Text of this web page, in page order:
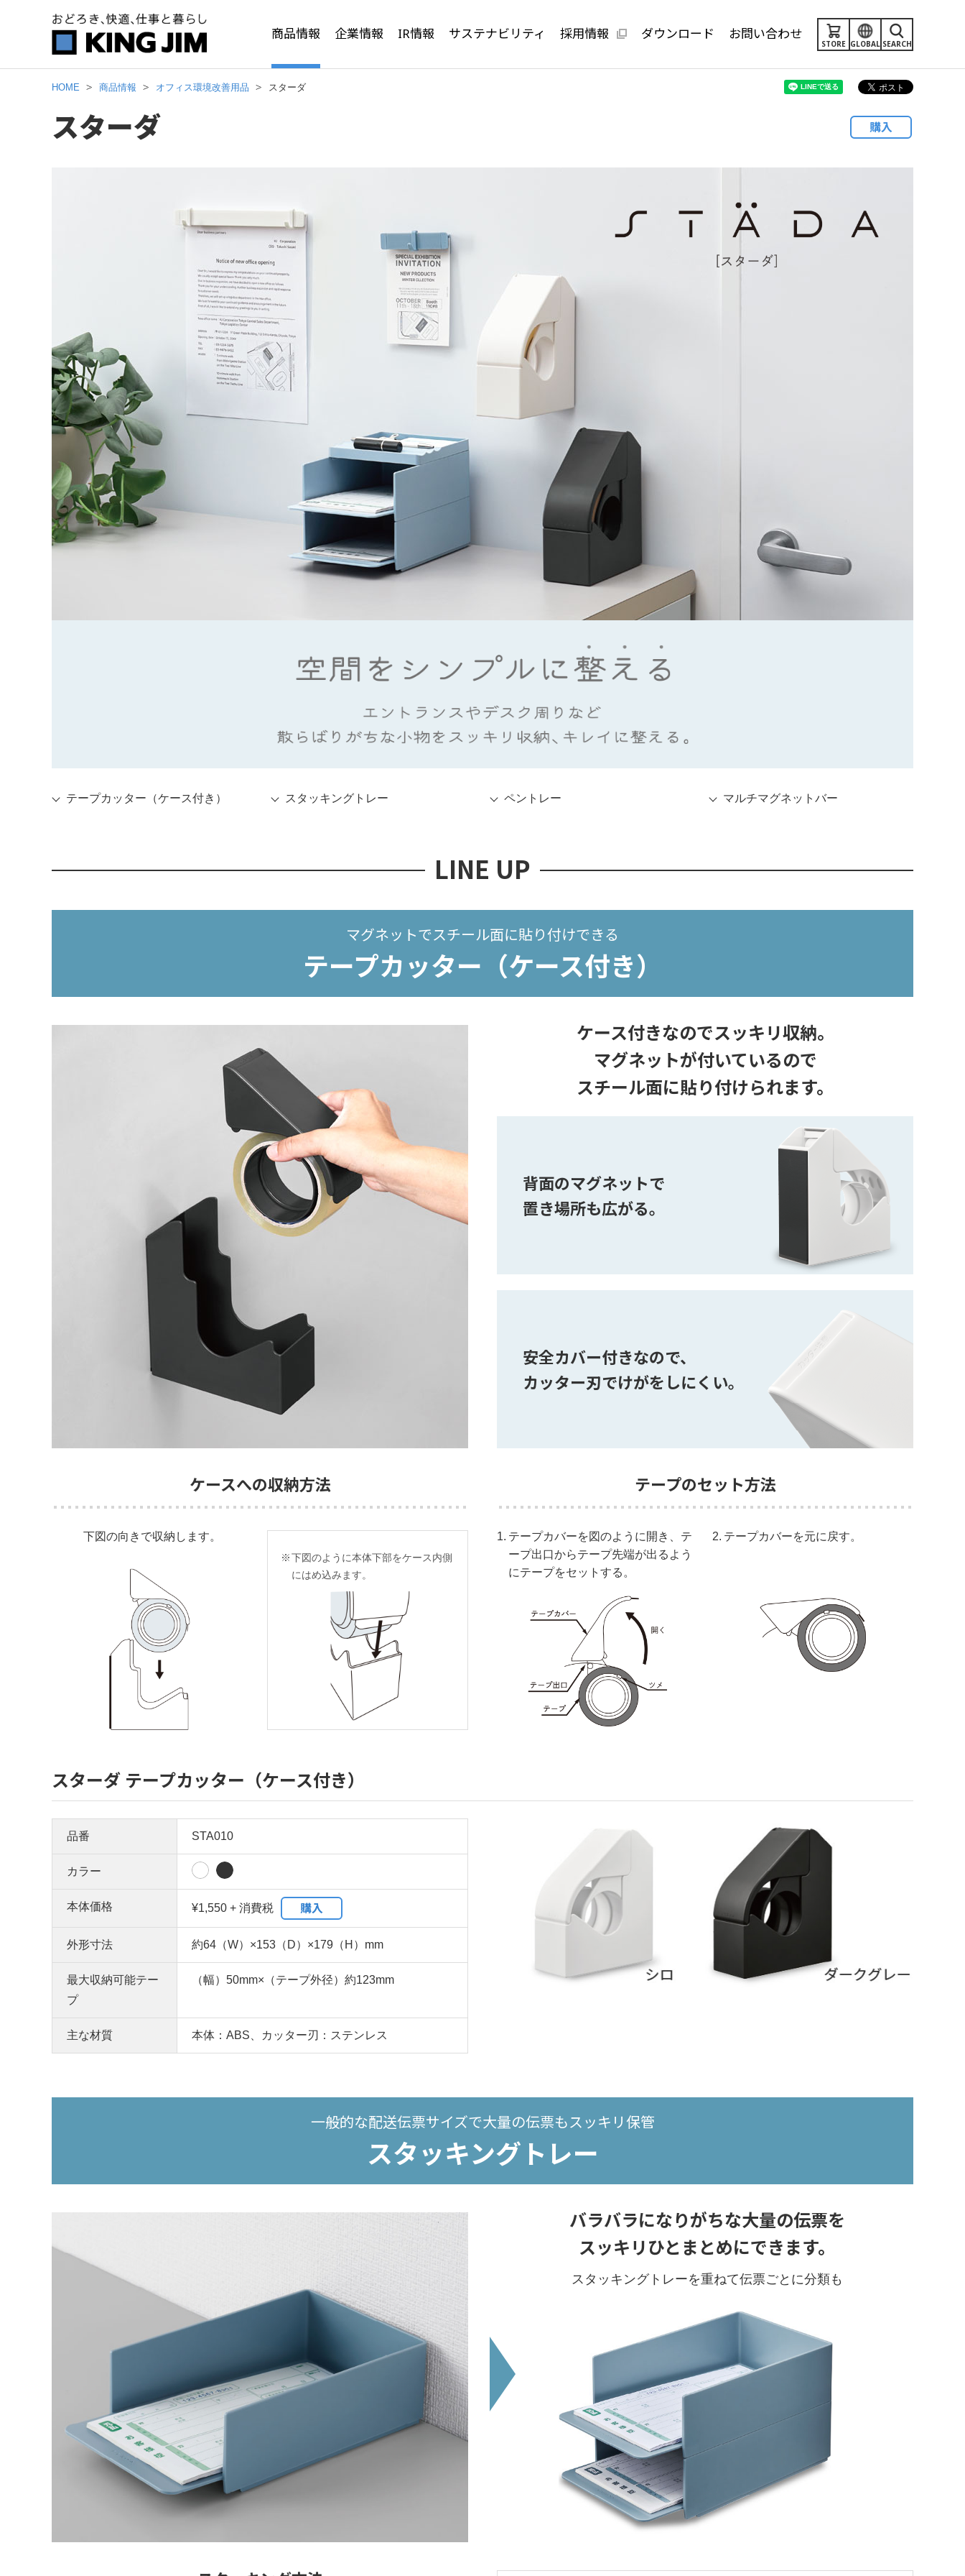
SEARCH
GLOBAL
STORE
商品情報 企業情報 IR情報 サステナビリティ 採用情報 ダウンロード お問い合わせ
HOME 商品情報 オフィス環境改善用品 スターダ
スターダ 購入
テープカッター （ケース付き） スタッキングトレー ペントレー マルチマグネットバー
LINE UP
マグネットでスチール面に貼り付けできる
テープカッター（ケース付き）
ケース付きなのでスッキリ収納。
マグネットが付いているので
スチール面に貼り付けられます。
背面のマグネットで
置き場所も広がる。
安全カバー付きなので、
カッター刃でけがをしにくい。
ケースへの収納方法
下図の向きで収納します。
※ 下図のように本体下部をケース内側
にはめ込みます。
テープのセット方法
1. テープカバーを図のように開き、テ
ープ出口からテープ先端が出るよう
にテープをセットする。
2. テープカバーを元に戻す。
スターダ テープカッター（ケース付き）
品番 STA010
カラー
本体価格 ¥1,550 + 消費税 購入
外形寸法 約64（W）×153（D）×179（H）mm
最大収納可能テー
プ
（幅）50mm×（テープ外径）約123mm
主な材質 本体：ABS、カッター刃：ステンレス
一般的な配送伝票サイズで大量の伝票もスッキリ保管
スタッキングトレー
バラバラになりがちな大量の伝票を
スッキリひとまとめにできます。
スタッキングトレーを重ねて伝票ごとに分類も